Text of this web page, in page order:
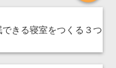
きる寝室をつくる３つ